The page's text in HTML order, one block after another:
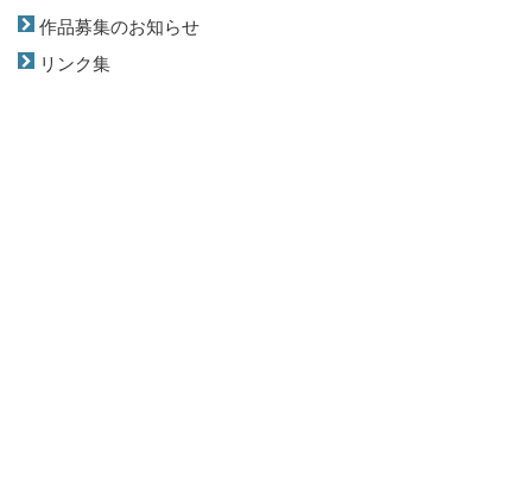
作品募集のお知らせ
リンク集